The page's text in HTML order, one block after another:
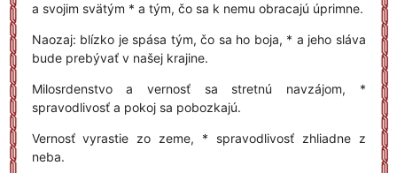
a svojim svätým * a tým, čo sa k nemu obracajú úprimne.
Naozaj: blízko je spása tým, čo sa ho boja, * a jeho sláva
bude prebývať v našej krajine.
Milosrdenstvo a vernosť sa stretnú navzájom, *
spravodlivosť a pokoj sa pobozkajú.
Vernosť vyrastie zo zeme, * spravodlivosť zhliadne z
neba.